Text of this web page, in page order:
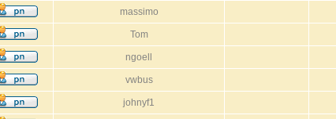
massimo
Tom
ngoell
vwbus
johnyf1